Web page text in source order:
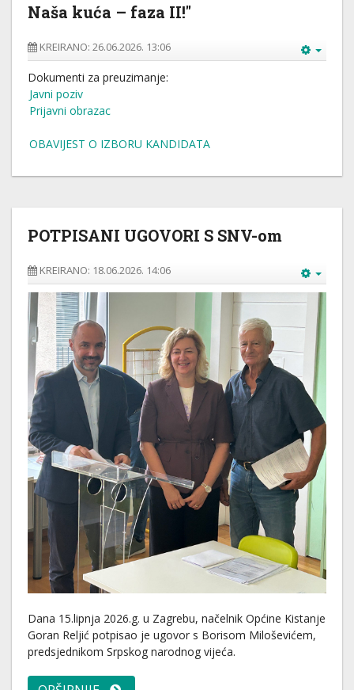
Naša kuća – faza II!"
KREIRANO: 26.06.2026. 13:06
Dokumenti za preuzimanje:
Javni poziv
Prijavni obrazac
OBAVIJEST O IZBORU KANDIDATA
POTPISANI UGOVORI S SNV-om
KREIRANO: 18.06.2026. 14:06
Dana 15.lipnja 2026.g. u Zagrebu, načelnik Općine Kistanje
Goran Reljić potpisao je ugovor s Borisom Miloševićem,
predsjednikom Srpskog narodnog vijeća.